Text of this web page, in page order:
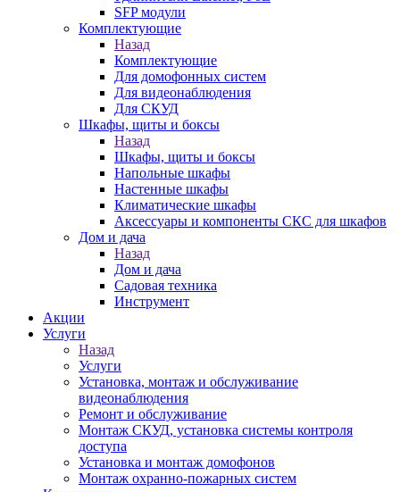
SFP модули
Комплектующие
Назад
Комплектующие
Для домофонных систем
Для видеонаблюдения
Для СКУД
Шкафы, щиты и боксы
Назад
Шкафы, щиты и боксы
Напольные шкафы
Настенные шкафы
Климатические шкафы
Аксессуары и компоненты СКС для шкафов
Дом и дача
Назад
Дом и дача
Садовая техника
Инструмент
Акции
Услуги
Назад
Услуги
Установка, монтаж и обслуживание
видеонаблюдения
Ремонт и обслуживание
Монтаж СКУД, установка системы контроля
доступа
Установка и монтаж домофонов
Монтаж охранно-пожарных систем